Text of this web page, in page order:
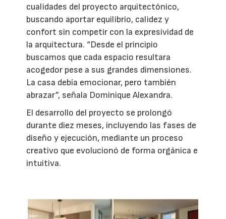
cualidades del proyecto arquitectónico,
buscando aportar equilibrio, calidez y
confort sin competir con la expresividad de
la arquitectura. “Desde el principio
buscamos que cada espacio resultara
acogedor pese a sus grandes dimensiones.
La casa debía emocionar, pero también
abrazar”, señala Dominique Alexandra.
El desarrollo del proyecto se prolongó
durante diez meses, incluyendo las fases de
diseño y ejecución, mediante un proceso
creativo que evolucionó de forma orgánica e
intuitiva.